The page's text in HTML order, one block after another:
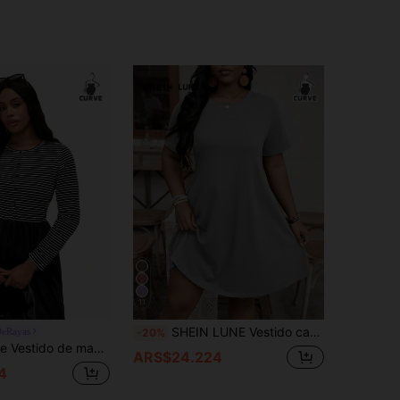
con bloques de color a rayas y de unicolor para tallas grandes
-20% SHEIN LUNE Vestido camiseta informal de talla grande para mujer con cuello redondo y mangas cortas
ARS$24.224